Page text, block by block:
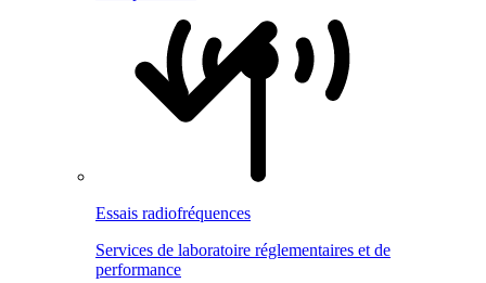
Essais radiofréquences
Services de laboratoire réglementaires et de
performance